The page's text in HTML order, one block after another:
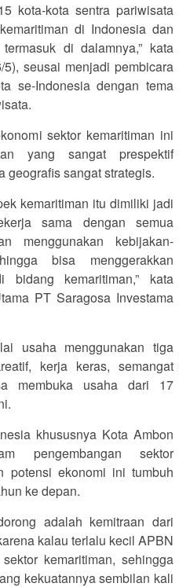
kota-kota sentra pariwisata
di Indonesia dan
di dalamnya,” kata
seusai menjadi pembicara
se-Indonesia dengan tema
sektor kemaritiman ini
yang sangat prespektif
geografis sangat strategis.
kemaritiman itu dimiliki jadi
sama dengan semua
menggunakan kebijakan-
bisa menggerakkan
bidang kemaritiman,” kata
PT Saragosa Investama
usaha menggunakan tiga
kerja keras, semangat
membuka usaha dari 17
khususnya Kota Ambon
pengembangan sektor
potensi ekonomi ini tumbuh
ke depan.
adalah kemitraan dari
kalau terlalu kecil APBN
kemaritiman, sehingga
kekuatannya sembilan kali